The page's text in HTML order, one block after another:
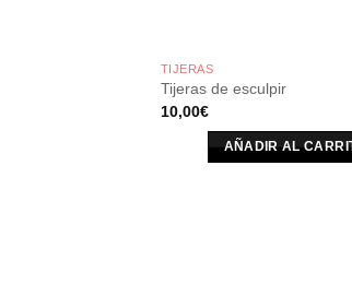
TIJERAS
Tijeras de esculpir
10,00€
AÑADIR AL